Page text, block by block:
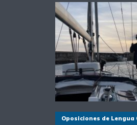
Oposiciones de